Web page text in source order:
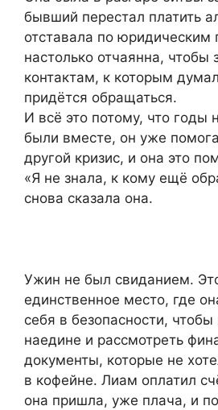
бывший перестал платить
отставала по
настолько отчаянна, чтобы
контактам, к которым
придётся обращаться.
И всё это потому, что годы
были вместе, он уже
другой кризис, и она это
«Я не знала, к кому ещё
снова сказала она.
Ужин не был свиданием.
единственное место, где
себя в безопасности, чтобы
наедине и рассмотреть
документы, которые не
в кофейне. Лиам оплатил
она пришла, уже плача, и